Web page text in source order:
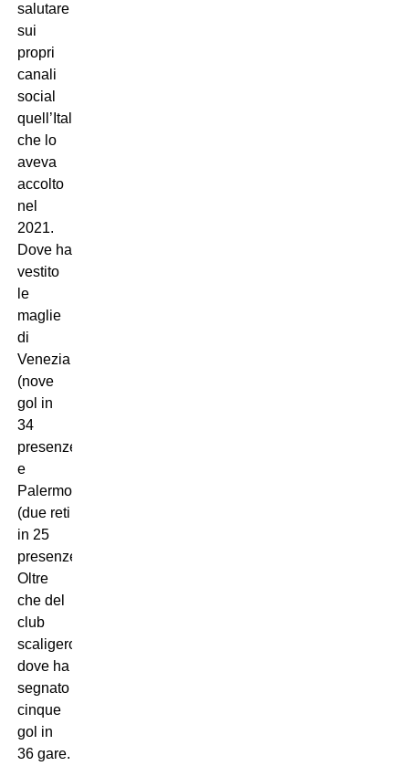
salutare
sui
propri
canali
social
quell’Italia
che lo
aveva
accolto
nel
2021.
Dove ha
vestito
le
maglie
di
Venezia
(nove
gol in
34
presenze)
e
Palermo
(due reti
in 25
presenze).
Oltre
che del
club
scaligero
dove ha
segnato
cinque
gol in
36 gare.